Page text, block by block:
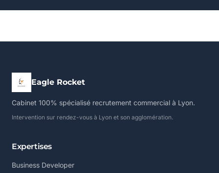
Eagle Rocket
Cabinet 100% spécialisé recrutement commercial à Lyon.
Intervention sur rendez-vous à Lyon et son agglomération.
Expertises
Business Developer